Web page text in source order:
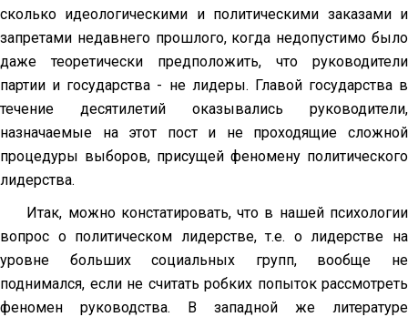
сколько идеологическими и политическими заказами и
запретами недавнего прошлого, когда недопустимо было
даже теоретически предположить, что руководители
партии и государства - не лидеры. Главой государства в
течение десятилетий оказывались руководители,
назначаемые на этот пост и не проходящие сложной
процедуры выборов, присущей феномену политического
лидерства.
Итак, можно констатировать, что в нашей психологии
вопрос о политическом лидерстве, т.е. о лидерстве на
уровне больших социальных групп, вообще не
поднимался, если не считать робких попыток рассмотреть
феномен руководства. В западной же литературе